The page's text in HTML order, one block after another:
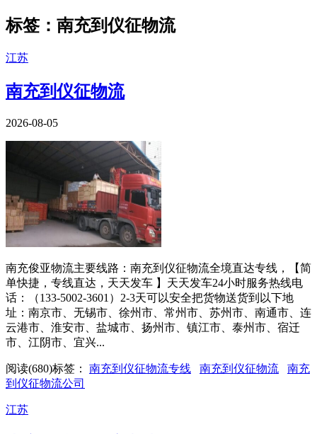
南充到仪征物流|filter='/( -俊亚
标签：南充到仪征物流
江苏
南充到仪征物流
2026-08-05
南充俊亚物流主要线路：南充到仪征物流全境直达专线，【简
单快捷，专线直达，天天发车 】天天发车24小时服务热线电
话：（133-5002-3601）2-3天可以安全把货物送货到以下地
址：南京市、无锡市、徐州市、常州市、苏州市、南通市、连
云港市、淮安市、盐城市、扬州市、镇江市、泰州市、宿迁
市、江阴市、宜兴...
阅读(680)标签： 南充到仪征物流专线 南充到仪征物流
南充
到仪征物流公司
江苏